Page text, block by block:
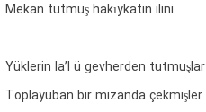
Mekan tutmuş hakıykatin ilini
Yüklerin la’l ü gevherden tutmuşlar
Toplayuban bir mizanda çekmişler